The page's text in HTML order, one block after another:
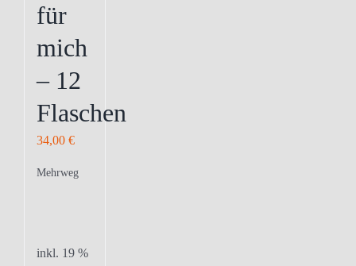
für
mich
– 12
Flaschen
34,00 €
Mehrweg
inkl. 19 %